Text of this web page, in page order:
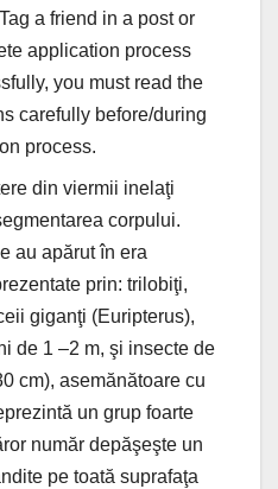
a friend in a post or
application process
you must read the
carefully before/during
process.
din viermii inelaţi
corpului.
au apărut în era
prin: trilobiţi,
giganţi (Euripterus),
de 1 –2 m, şi insecte de
cm), asemănătoare cu
un grup foarte
număr depăşeşte un
pe toată suprafaţa